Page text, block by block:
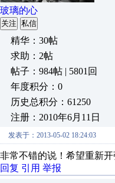
玻璃的心
关注 私信
精华：30帖
求助：2帖
帖子：984帖 | 5801回
年度积分：0
历史总积分：61250
注册：2010年6月11日
发表于：2013-05-02 18:24:03
非常不错的说！希望重新
回复 引用 举报